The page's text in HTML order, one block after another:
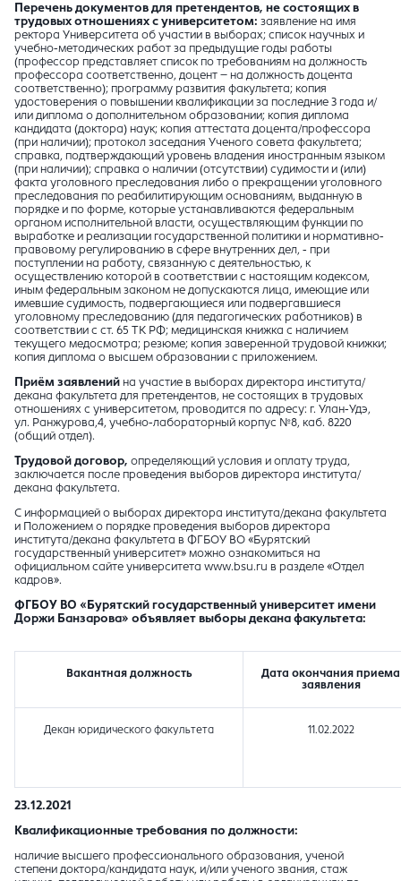
Перечень документов для претендентов, не состоящих в
трудовых отношениях с университетом: заявление на имя
ректора Университета об участии в выборах; список научных и
учебно-методических работ за предыдущие годы работы
(профессор представляет список по требованиям на должность
профессора соответственно, доцент – на должность доцента
соответственно); программу развития факультета; копия
удостоверения о повышении квалификации за последние 3 года и/
или диплома о дополнительном образовании; копия диплома
кандидата (доктора) наук; копия аттестата доцента/профессора
(при наличии); протокол заседания Ученого совета факультета;
справка, подтверждающий уровень владения иностранным языком
(при наличии); справка о наличии (отсутствии) судимости и (или)
факта уголовного преследования либо о прекращении уголовного
преследования по реабилитирующим основаниям, выданную в
порядке и по форме, которые устанавливаются федеральным
органом исполнительной власти, осуществляющим функции по
выработке и реализации государственной политики и нормативно-
правовому регулированию в сфере внутренних дел, - при
поступлении на работу, связанную с деятельностью, к
осуществлению которой в соответствии с настоящим кодексом,
иным федеральным законом не допускаются лица, имеющие или
имевшие судимость, подвергающиеся или подвергавшиеся
уголовному преследованию (для педагогических работников) в
соответствии с ст. 65 ТК РФ; медицинская книжка с наличием
текущего медосмотра; резюме; копия заверенной трудовой книжки;
копия диплома о высшем образовании с приложением.
Приём заявлений на участие в выборах директора института/
декана факультета для претендентов, не состоящих в трудовых
отношениях с университетом, проводится по адресу: г. Улан-Удэ,
ул. Ранжурова,4, учебно-лабораторный корпус №8, каб. 8220
(общий отдел).
Трудовой договор, определяющий условия и оплату труда,
заключается после проведения выборов директора института/
декана факультета.
С информацией о выборах директора института/декана факультета
и Положением о порядке проведения выборов директора
института/декана факультета в ФГБОУ ВО «Бурятский
государственный университет» можно ознакомиться на
официальном сайте университета www.bsu.ru в разделе «Отдел
кадров».
ФГБОУ ВО «Бурятский государственный университет имени
Доржи Банзарова» объявляет выборы декана факультета:
Вакантная должность
Дата окончания приема
заявления
Декан юридического факультета 11.02.2022
23.12.2021
Квалификационные требования по должности:
наличие высшего профессионального образования, ученой
степени доктора/кандидата наук, и/или ученого звания, стаж